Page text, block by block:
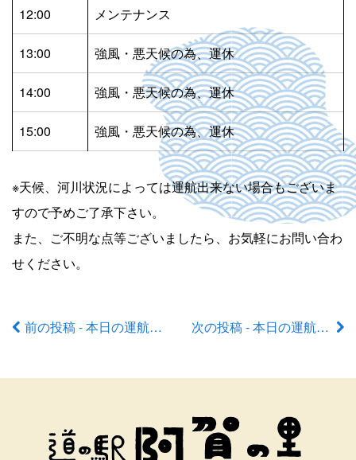
12:00 メンテナンス
13:00 強風・悪天候の為、運休
14:00 強風・悪天候の為、運休
15:00 強風・悪天候の為、運休
※天候、河川状況によっては運航出来ない場合もございま
すので予めご了承下さい。
また、ご不明な点等ございましたら、お気軽にお問い合わ
せください。
前前の投稿 - 本日の運航状況 次の投稿 - 本日の運航状況